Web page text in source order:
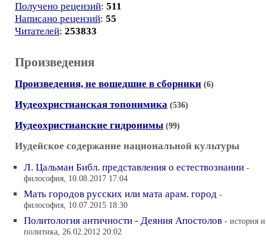
Получено рецензий: 511
Написано рецензий: 55
Читателей: 253833
Произведения
Произведения, не вошедшие в сборники (6)
Иудеохристианская топонимика (536)
Иудеохристианские гидронимы (99)
Иудейское содержание национальной культуры
Л. Цальман Библ. представления о естествознании -
философия, 10.08.2017 17:04
Мать городов русских или мата арам. город -
философия, 10.07.2015 18:30
Политология античности - Деяния Апостолов - история и
политика, 26.02.2012 20:02